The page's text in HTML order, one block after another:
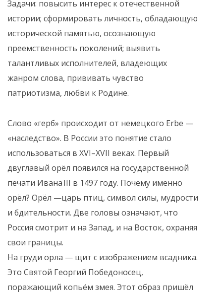
Задачи: повысить интерес к отечественной
истории; сформировать личность, обладающую
исторической памятью, осознающую
преемственность поколений; выявить
талантливых исполнителей, владеющих
жанром слова, прививать чувство
патриотизма, любви к Родине.
Слово «герб» происходит от немецкого Erbe —
«наследство». В России это понятие стало
использоваться в XVI–XVII веках. Первый
двуглавый орёл появился на государственной
печати Ивана III в 1497 году. Почему именно
орёл? Орёл —царь птиц, символ силы, мудрости
и бдительности. Две головы означают, что
Россия смотрит и на Запад, и на Восток, охраняя
свои границы.
На груди орла — щит с изображением всадника.
Это Святой Георгий Победоносец,
поражающий копьём змея. Этот образ пришёл